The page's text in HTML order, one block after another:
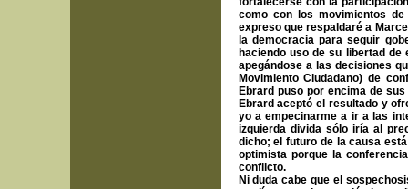
como con los movimientos
expreso que respaldaré a
la democracia para seguir
haciendo uso de su libertad
apegándose a las decisiones
Movimiento Ciudadano) de
Ebrard puso por encima de
Ebrard aceptó el resultado y
yo a empecinarme a ir a las
izquierda divida sólo iría al
dicho; el futuro de la causa
optimista porque la
conflicto.
Ni duda cabe que el